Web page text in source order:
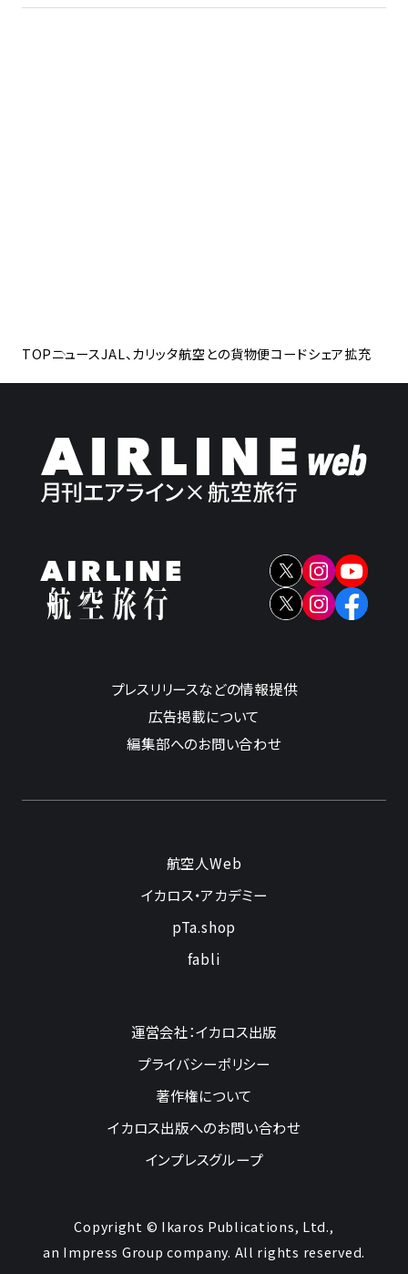
TOPニュースJAL、カリッタ航空との貨物便コードシェア拡充
プレスリリースなどの情報提供
広告掲載について
編集部へのお問い合わせ
航空人Web
イカロス・アカデミー
pTa.shop
fabli
運営会社：イカロス出版
プライバシーポリシー
著作権について
イカロス出版へのお問い合わせ
インプレスグループ
Copyright © Ikaros Publications, Ltd.,
an Impress Group company. All rights reserved.